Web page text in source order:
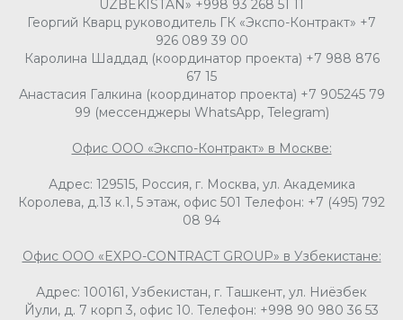
UZBEKISTAN» +998 93 268 51 11
Георгий Кварц руководитель ГК «Экспо-Контракт» +7
926 089 39 00
Каролина Шаддад (координатор проекта) +7 988 876
67 15
Анастасия Галкина (координатор проекта) +7 905245 79
99 (мессенджеры WhatsApp, Telegram)
Офис ООО «Экспо-Контракт» в Москве:
Адрес: 129515, Россия, г. Москва, ул. Академика
Королева, д.13 к.1, 5 этаж, офис 501 Телефон: +7 (495) 792
08 94
Офис ООО «EXPO-CONTRACT GROUP» в Узбекистане:
Адрес: 100161, Узбекистан, г. Ташкент, ул. Ниёзбек
Йули, д. 7 корп 3, офис 10. Телефон: +998 90 980 36 53